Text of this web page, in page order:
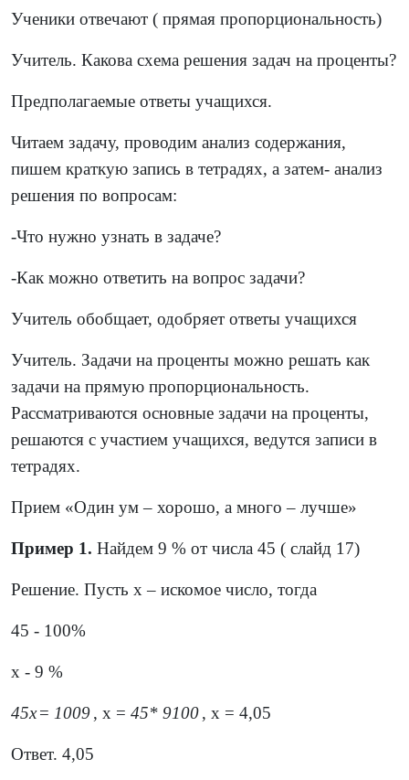
Ученики отвечают ( прямая пропорциональность)
Учитель. Какова схема решения задач на проценты?
Предполагаемые ответы учащихся.
Читаем задачу, проводим анализ содержания,
пишем краткую запись в тетрадях, а затем- анализ
решения по вопросам:
-Что нужно узнать в задаче?
-Как можно ответить на вопрос задачи?
Учитель обобщает, одобряет ответы учащихся
Учитель. Задачи на проценты можно решать как
задачи на прямую пропорциональность.
Рассматриваются основные задачи на проценты,
решаются с участием учащихся, ведутся записи в
тетрадях.
Прием «Один ум – хорошо, а много – лучше»
Пример 1. Найдем 9 % от числа 45 ( слайд 17)
Решение. Пусть х – искомое число, тогда
45 - 100%
х - 9 %
45х= 1009, х = 45* 9100, х = 4,05
Ответ. 4,05